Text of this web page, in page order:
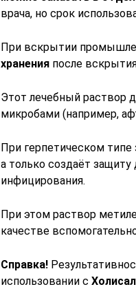
врача, но срок
При вскрытии
хранения после
Этот лечебный раствор
микробами (например,
При герпетическом типе
а только создаёт
инфицирования.
При этом раствор
качестве
Справка!
использовании с